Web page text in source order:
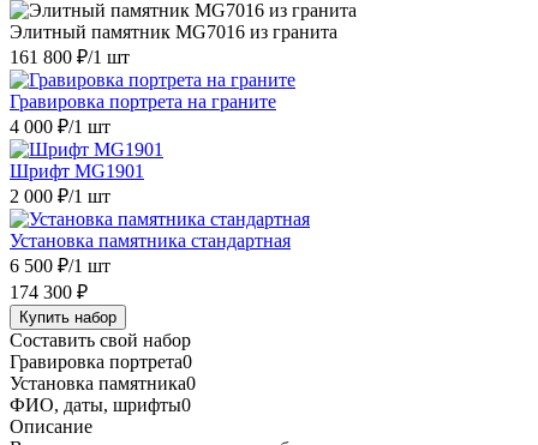
Элитный памятник MG7016 из гранита
161 800 ₽/1 шт
Гравировка портрета на граните
4 000 ₽/1 шт
Шрифт MG1901
2 000 ₽/1 шт
Установка памятника стандартная
6 500 ₽/1 шт
174 300 ₽
Купить набор
Составить свой набор
Гравировка портрета0
Установка памятника0
ФИО, даты, шрифты0
Описание